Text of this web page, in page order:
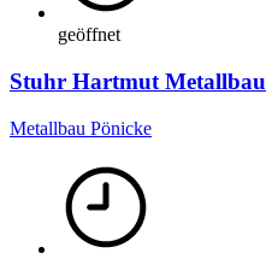
geöffnet
Stuhr Hartmut Metallbau
Metallbau Pönicke